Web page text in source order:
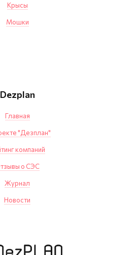
Dezplan
Главная
"Дезплан"
компаний
о СЭС
Журнал
Новости
Крысы
Мошки